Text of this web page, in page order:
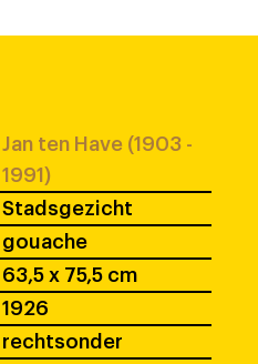
Jan ten Have (1903 -
1991)
Stadsgezicht
gouache
63,5 x 75,5 cm
1926
rechtsonder